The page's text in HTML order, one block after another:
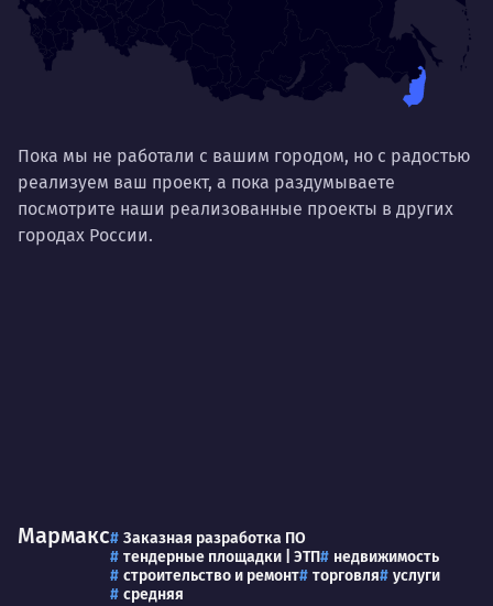
Пока мы не работали с вашим городом, но с радостью
реализуем ваш проект, а пока раздумываете
посмотрите наши реализованные проекты в других
городах России.
Мармакс
Заказная разработка ПО
тендерные площадки | ЭТП
недвижимость
строительство и ремонт
торговля
услуги
средняя